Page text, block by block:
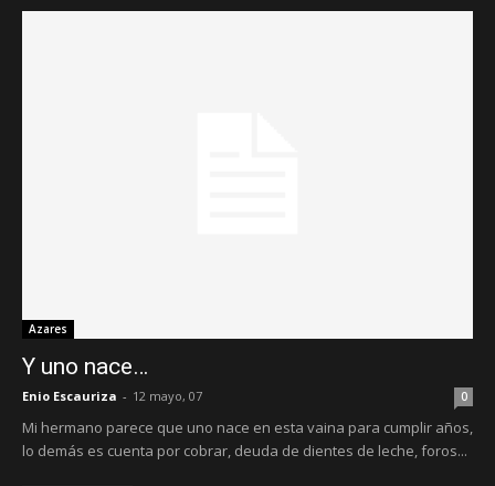
Azares
Y uno nace…
Enio Escauriza - 12 mayo, 07 0
Mi hermano parece que uno nace en esta vaina para cumplir años,
lo demás es cuenta por cobrar, deuda de dientes de leche, foros...